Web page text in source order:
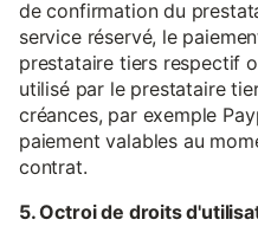
de confirmation du
service réservé, le
prestataire tiers respectif
utilisé par le prestataire
créances, par exemple
paiement valables au
contrat.
5. Octroi de droits